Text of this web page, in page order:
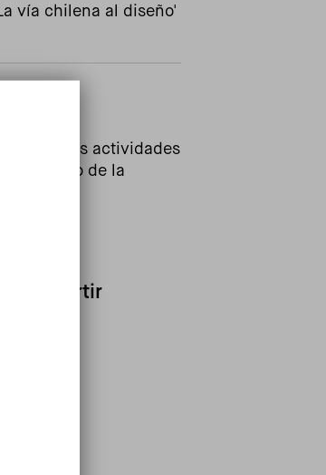
vía chilena al diseño'
Consulta las actividades
en el marco de la
Compartir